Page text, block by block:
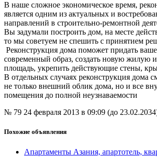
В наше сложное экономическое время,
является одним из актуальных и
направлений в строительно-ремонтной
Вы задумали построить дом, на месте
то мы советуем не спешить с принятием
Реконструкция дома поможет придать
современный образ, создать новую жилую
площадь, укрепить действующие стены,
В отдельных случаях реконструкция дома
не только внешний облик дома, но и все
помещения до полной неузнаваемости
№ 79 24 февраля 2013 в 09:09 (до
Похожие объявления
Апартаменты Азания, апартотель,